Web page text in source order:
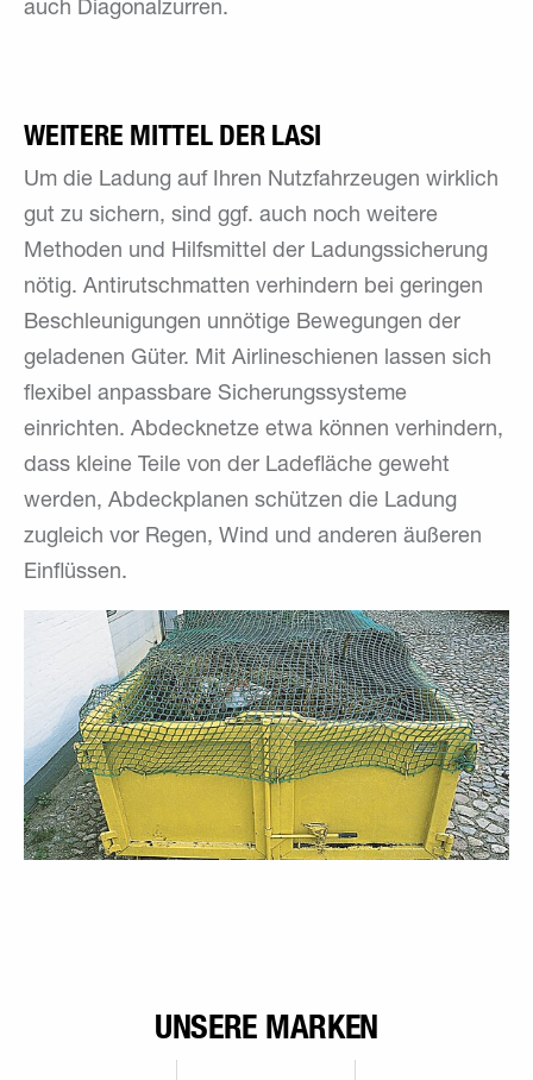
auch Diagonalzurren.
WEITERE MITTEL DER LASI
Um die Ladung auf Ihren Nutzfahrzeugen wirklich
gut zu sichern, sind ggf. auch noch weitere
Methoden und Hilfsmittel der Ladungssicherung
nötig. Antirutschmatten verhindern bei geringen
Beschleunigungen unnötige Bewegungen der
geladenen Güter. Mit Airlineschienen lassen sich
flexibel anpassbare Sicherungssysteme
einrichten. Abdecknetze etwa können verhindern,
dass kleine Teile von der Ladefläche geweht
werden, Abdeckplanen schützen die Ladung
zugleich vor Regen, Wind und anderen äußeren
Einflüssen.
UNSERE MARKEN